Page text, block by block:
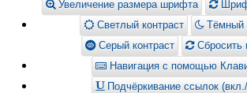
Увеличение размера шрифта
Светлый контраст
Тёмный
Серый контраст
Сбросить
Навигация с помощью
Подчёркивание ссылок